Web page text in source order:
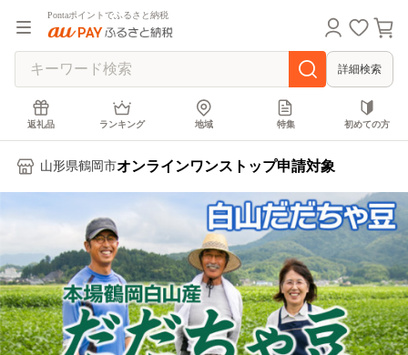
Pontaポイントでふるさと納税
詳細検索
返礼品 ランキング 地域 特集 初めての方
山形県鶴岡市オンラインワンストップ申請対象